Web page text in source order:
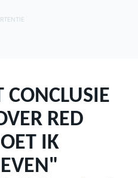
CONCLUSIE
RED
IK